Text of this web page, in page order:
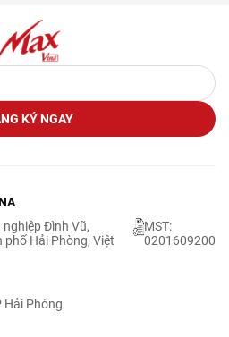
KÝ NGAY
Đình Vũ,
Hải Phòng, Việt
MST:
0201609200
Hải Phòng